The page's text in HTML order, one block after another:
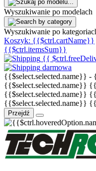
Wyszukiwanie po modelach
Wyszukiwanie po
Koszyk: {{$ctrl.cartName}}
{{$ctrl.itemsSum}}
{{
darmowa
{{$select.selected.name}} -
{{$select.selected.name}}
{{$select.selected.name}}
{{$select.selected.name}}
Przejdź